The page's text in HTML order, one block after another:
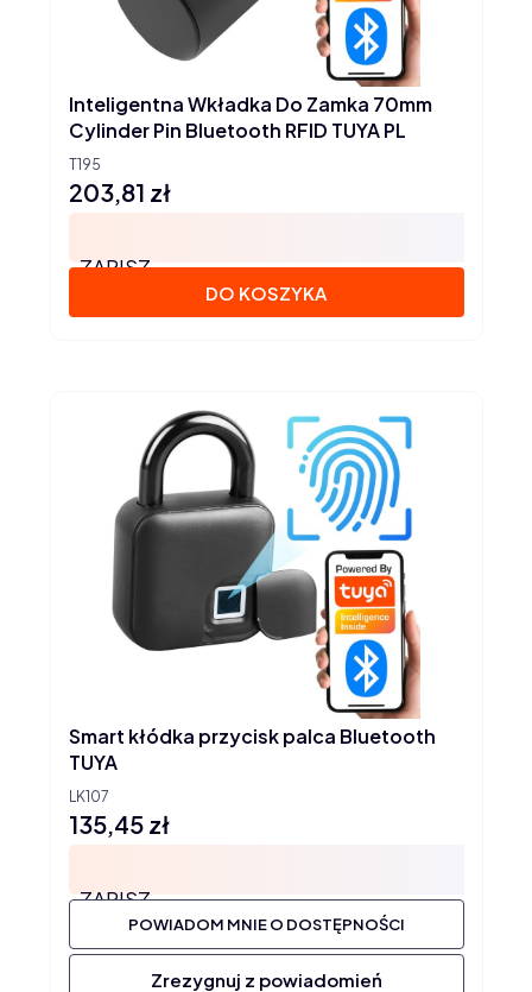
T195
Inteligentna Wkładka Do Zamka 70mm
Cylinder Pin Bluetooth RFID TUYA PL
Cena
203,81 zł
ZAPISZ
DO KOSZYKA
LK107
Smart kłódka przycisk palca Bluetooth
TUYA
Cena
135,45 zł
ZAPISZ
POWIADOM MNIE O DOSTĘPNOŚCI
Zrezygnuj z powiadomień